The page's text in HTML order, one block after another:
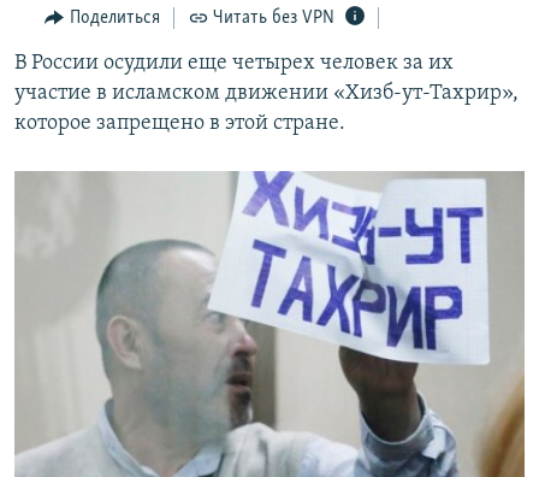
Вернутся
поиску
ИНТЕРАКТИВ
ИНФОГРАФИКА
ТЕЛЕПРОЕКТ КРЫМ.РЕАЛИИ
ПОБЕДИТЕЛЕЙ НЕ СУДЯТ?
КРЫМ.НЕПОКОРЕННЫЙ
УКРАИНСКАЯ ПРОБЛЕМА КРЫМА
РАДІО СВОБОДА
КАК ОБОЙТИ БЛОКИРОВКУ
Українською
Qırımtatar
ПРИСОЕДИНЯЙТЕСЬ!
Все сайты RFE/RL
Поделиться Читать без VPN
В России осудили еще четырех человек за их
участие в исламском движении «Хизб-ут-Тахрир»,
которое запрещено в этой стране.